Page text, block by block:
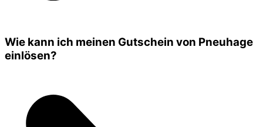
Wie kann ich meinen Gutschein von Pneuhage
einlösen?